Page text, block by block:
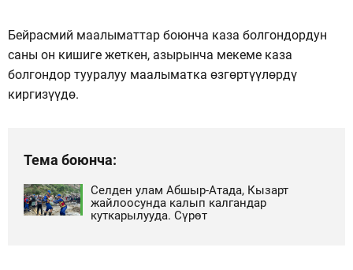
Бейрасмий маалыматтар боюнча каза болгондордун
саны он кишиге жеткен, азырынча мекеме каза
болгондор тууралуу маалыматка өзгөртүүлөрдү
киргизүүдө.
Тема боюнча:
Селден улам Абшыр-Атада, Кызарт
жайлоосунда калып калгандар
куткарылууда. Сүрөт